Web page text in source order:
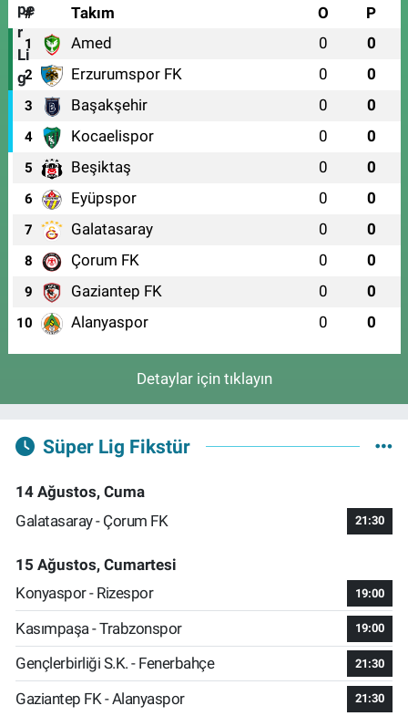
# Takım O P
1 Amed 0 0
2 Erzurumspor FK 0 0
3 Başakşehir 0 0
4 Kocaelispor 0 0
5 Beşiktaş 0 0
6 Eyüpspor 0 0
7 Galatasaray 0 0
8 Çorum FK 0 0
9 Gaziantep FK 0 0
10 Alanyaspor 0 0
Detaylar için tıklayın
Süper Lig Fikstür
14 Ağustos, Cuma
Galatasaray - Çorum FK
21:30
15 Ağustos, Cumartesi
Konyaspor - Rizespor
19:00
Kasımpaşa - Trabzonspor 19:00
Gençlerbirliği S.K. - Fenerbahçe 21:30
Gaziantep FK - Alanyaspor 21:30